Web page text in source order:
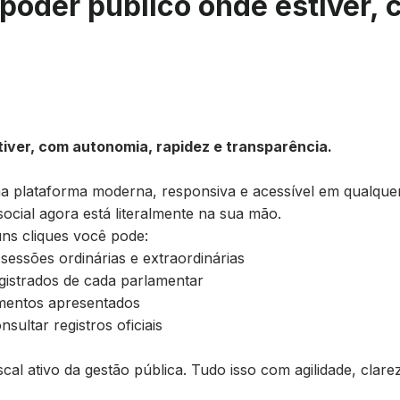
com autonomia, rapidez e transparência.
plataforma moderna, responsiva e acessível em
agora está literalmente na sua mão.
cliques você pode:
ordinárias e extraordinárias
de cada parlamentar
apresentados
registros oficiais
ativo da gestão pública. Tudo isso com agilidade,